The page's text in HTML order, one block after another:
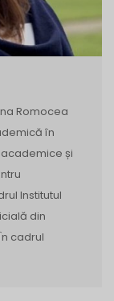
Romocea
în
academice și
Institutul
din
cadrul